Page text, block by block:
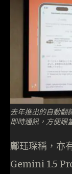
去年推出的自動翻
即時通訊，方便跟
鄺珏琛稱，亦
Gemini 1.5